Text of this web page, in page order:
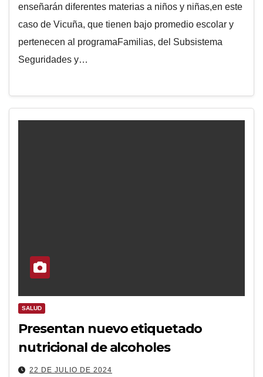
enseñarán diferentes materias a niños y niñas,en este
caso de Vicuña, que tienen bajo promedio escolar y
pertenecen al programaFamilias, del Subsistema
Seguridades y…
SALUD
Presentan nuevo etiquetado
nutricional de alcoholes
22 DE JULIO DE 2024